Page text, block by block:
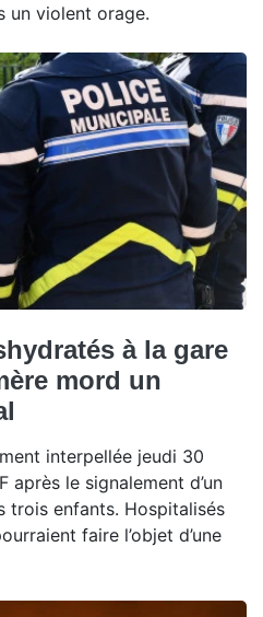
un violent orage.
à la gare
mord un
interpellée jeudi 30
après le signalement d’un
trois enfants. Hospitalisés
faire l’objet d’une